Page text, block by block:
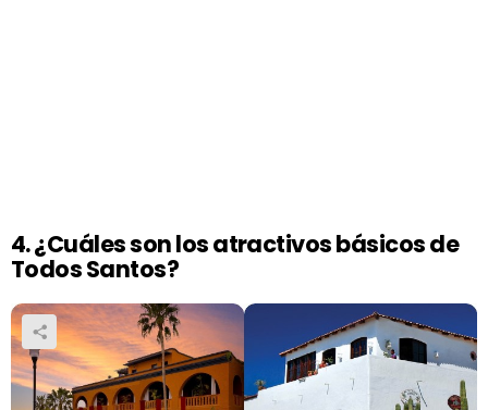
4. ¿Cuáles son los atractivos básicos de
Todos Santos?